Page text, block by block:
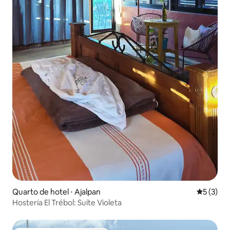
Quarto de hotel ⋅ Ajalpan 5 de
5 (3)
Hostería El Trébol: Suíte Violeta